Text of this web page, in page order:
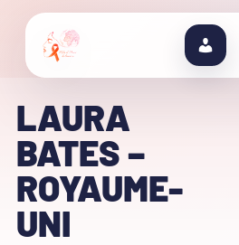
LAURA
BATES –
ROYAUME-
UNI